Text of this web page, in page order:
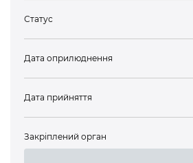
Статус
Дата оприлюднення
Дата прийняття
Закріплений орган